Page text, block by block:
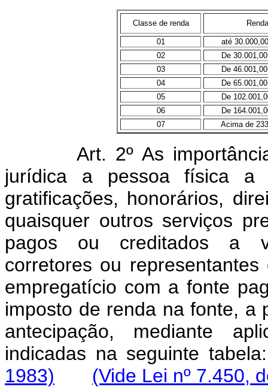
Classe de renda
01
até 30.000,00
02
De 30.001,00
03
De 46.001,00
04
De 65.001,00
05
De
06
De
07
Acima de
Art. 2º As
jurídica a pessoa física a
gratificações, honorários,
quaisquer outros serviços
pagos ou creditados a
corretores ou
empregatício com a fonte
imposto de renda na fonte, a
antecipação, mediante
indicadas na seguinte
1983)
(Vide Lei nº 7.450,